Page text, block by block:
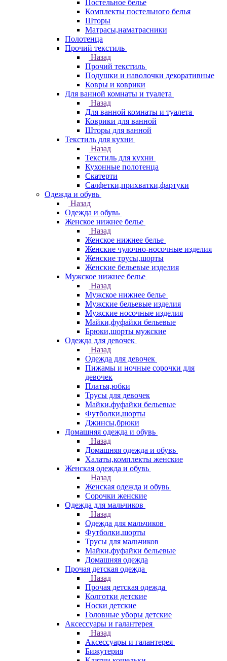
Постельное белье
Комплекты постельного белья
Шторы
Матрасы,наматрасники
Полотенца
Прочий текстиль
Назад
Прочий текстиль
Подушки и наволочки декоративные
Ковры и коврики
Для ванной комнаты и туалета
Назад
Для ванной комнаты и туалета
Коврики для ванной
Шторы для ванной
Текстиль для кухни
Назад
Текстиль для кухни
Кухонные полотенца
Скатерти
Салфетки,прихватки,фартуки
Одежда и обувь
Назад
Одежда и обувь
Женское нижнее белье
Назад
Женское нижнее белье
Женские чулочно-носочные изделия
Женские трусы,шорты
Женские бельевые изделия
Мужское нижнее белье
Назад
Мужское нижнее белье
Мужские бельевые изделия
Мужские носочные изделия
Майки,фуфайки бельевые
Брюки,шорты мужские
Одежда для девочек
Назад
Одежда для девочек
Пижамы и ночные сорочки для
девочек
Платья,юбки
Трусы для девочек
Майки,фуфайки бельевые
Футболки,шорты
Джинсы,брюки
Домашняя одежда и обувь
Назад
Домашняя одежда и обувь
Халаты,комплекты женские
Женская одежда и обувь
Назад
Женская одежда и обувь
Сорочки женские
Одежда для мальчиков
Назад
Одежда для мальчиков
Футболки,шорты
Трусы для мальчиков
Майки,фуфайки бельевые
Домашняя одежда
Прочая детская одежда
Назад
Прочая детская одежда
Колготки детские
Носки детские
Головные уборы детские
Аксессуары и галантерея
Назад
Аксессуары и галантерея
Бижутерия